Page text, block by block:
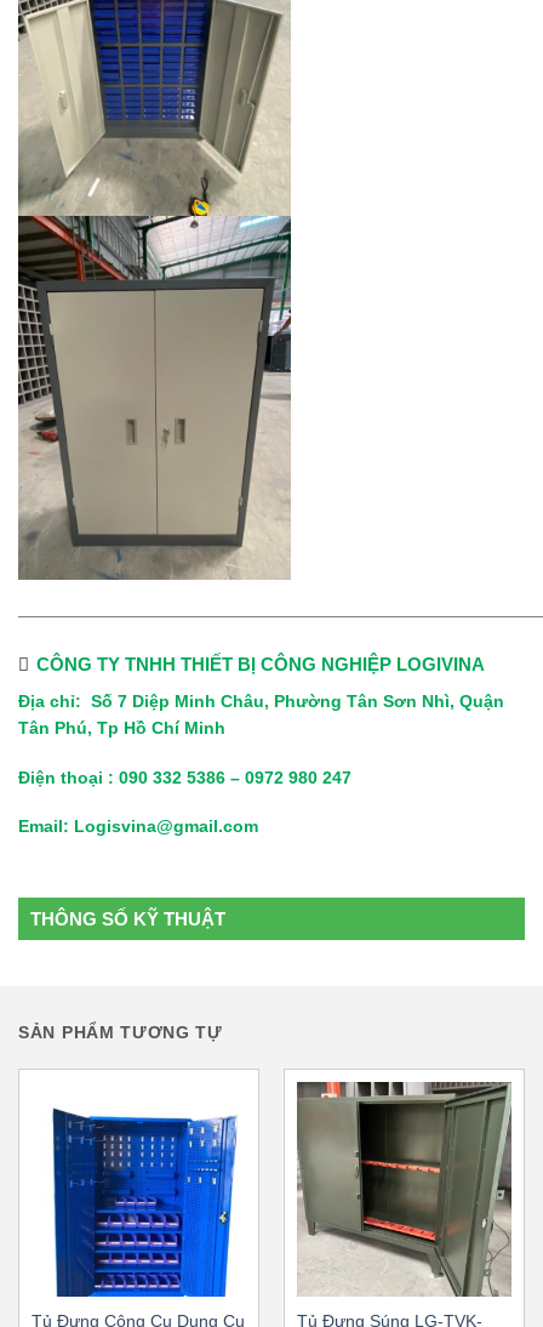
CÔNG TY TNHH THIẾT BỊ CÔNG NGHIỆP LOGIVINA
Địa chỉ: Số 7 Diệp Minh Châu, Phường Tân Sơn Nhì, Quận
Tân Phú, Tp Hồ Chí Minh
Điện thoại : 090 332 5386 – 0972 980 247
Email: Logisvina@gmail.com
THÔNG SỐ KỸ THUẬT
SẢN PHẨM TƯƠNG TỰ
Tủ Đựng Công Cụ Dụng Cụ Tủ Đựng Súng LG-TVK-